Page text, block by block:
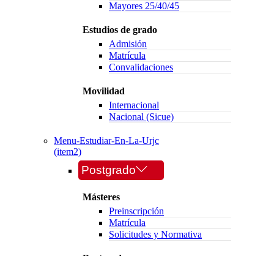
Mayores 25/40/45
Estudios de grado
Admisión
Matrícula
Convalidaciones
Movilidad
Internacional
Nacional (Sicue)
Menu-Estudiar-En-La-Urjc
(item2)
Postgrado
Másteres
Preinscripción
Matrícula
Solicitudes y Normativa